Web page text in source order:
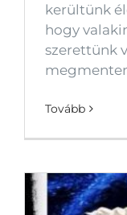
kerültünk
hogy
szerettünk
Tovább